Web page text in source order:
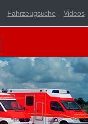
Fahrzeugsuche Videos